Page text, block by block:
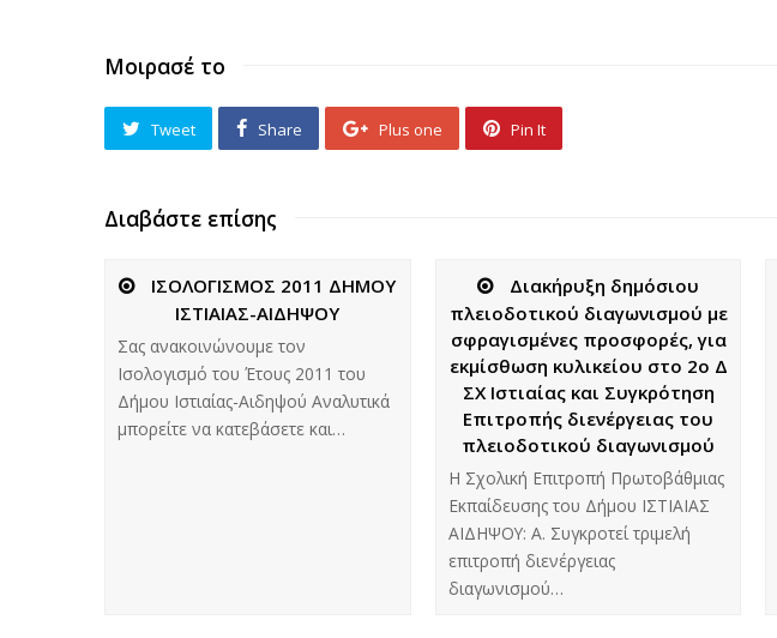
Μοιρασέ το
Tweet Share Plus one Pin It
Διαβάστε επίσης
ΙΣΟΛΟΓΙΣΜΟΣ 2011 ΔΗΜΟΥ
ΙΣΤΙΑΙΑΣ-ΑΙΔΗΨΟΥ
Σας ανακοινώνουμε τον
Ισολογισμό του Έτους 2011 του
Δήμου Ιστιαίας-Αιδηψού Αναλυτικά
μπορείτε να κατεβάσετε και…
Διακήρυξη δημόσιου
πλειοδοτικού διαγωνισμού με
σφραγισμένες προσφορές, για
εκμίσθωση κυλικείου στο 2ο Δ
ΣΧ Ιστιαίας και Συγκρότηση
Επιτροπής διενέργειας του
πλειοδοτικού διαγωνισμού
Η Σχολική Επιτροπή Πρωτοβάθμιας
Εκπαίδευσης του Δήμου ΙΣΤΙΑΙΑΣ
ΑΙΔΗΨΟΥ: Α. Συγκροτεί τριμελή
επιτροπή διενέργειας
διαγωνισμού…